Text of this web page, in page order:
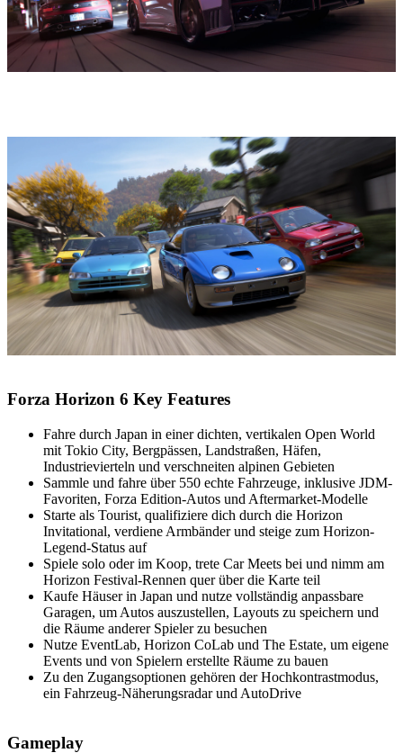
Forza Horizon 6 Key Features
Fahre durch Japan in einer dichten, vertikalen Open World
mit Tokio City, Bergpässen, Landstraßen, Häfen,
Industrievierteln und verschneiten alpinen Gebieten
Sammle und fahre über 550 echte Fahrzeuge, inklusive JDM-
Favoriten, Forza Edition-Autos und Aftermarket-Modelle
Starte als Tourist, qualifiziere dich durch die Horizon
Invitational, verdiene Armbänder und steige zum Horizon-
Legend-Status auf
Spiele solo oder im Koop, trete Car Meets bei und nimm am
Horizon Festival-Rennen quer über die Karte teil
Kaufe Häuser in Japan und nutze vollständig anpassbare
Garagen, um Autos auszustellen, Layouts zu speichern und
die Räume anderer Spieler zu besuchen
Nutze EventLab, Horizon CoLab und The Estate, um eigene
Events und von Spielern erstellte Räume zu bauen
Zu den Zugangsoptionen gehören der Hochkontrastmodus,
ein Fahrzeug-Näherungsradar und AutoDrive
Gameplay